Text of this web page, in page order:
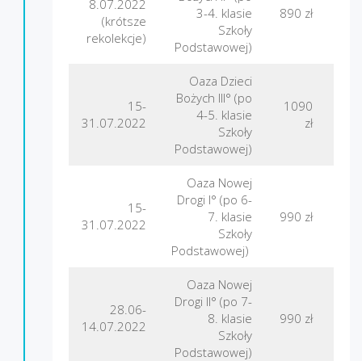
8.07.2022
(krótsze
rekolekcje)
3-4. klasie
Szkoły
Podstawowej)
890 zł
15-
31.07.2022
Oaza Dzieci
Bożych III° (po
4-5. klasie
Szkoły
Podstawowej)
1090
zł
15-
31.07.2022
Oaza Nowej
Drogi I° (po 6-
7. klasie
Szkoły
Podstawowej)
990 zł
28.06-
14.07.2022
Oaza Nowej
Drogi II° (po 7-
8. klasie
Szkoły
Podstawowej)
990 zł